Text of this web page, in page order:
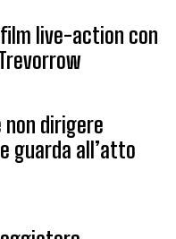
live-action con
non dirigere
guarda all’atto